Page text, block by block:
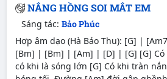
NẮNG HỒNG SOI MẮT EM
Sáng tác: Bảo Phúc
Hợp âm dạo (Hà Bảo Thu): [G] |
[Bm] | [Bm] | [Am] | [D] | [G] [G] Có
có khi là sóng lớn [G] Có khi tràn